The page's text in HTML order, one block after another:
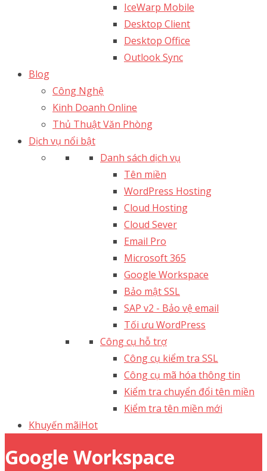
IceWarp Mobile
Desktop Client
Desktop Office
Outlook Sync
Blog
Công Nghệ
Kinh Doanh Online
Thủ Thuật Văn Phòng
Dịch vụ nổi bật
Danh sách dịch vụ
Tên miền
WordPress Hosting
Cloud Hosting
Cloud Sever
Email Pro
Microsoft 365
Google Workspace
Bảo mật SSL
SAP v2 - Bảo vệ email​
Tối ưu WordPress
Công cụ hỗ trợ
Công cụ kiểm tra SSL
Công cụ mã hóa thông tin
Kiểm tra chuyển đổi tên miền
Kiểm tra tên miền mới
Khuyến mãiHot
Google Workspace